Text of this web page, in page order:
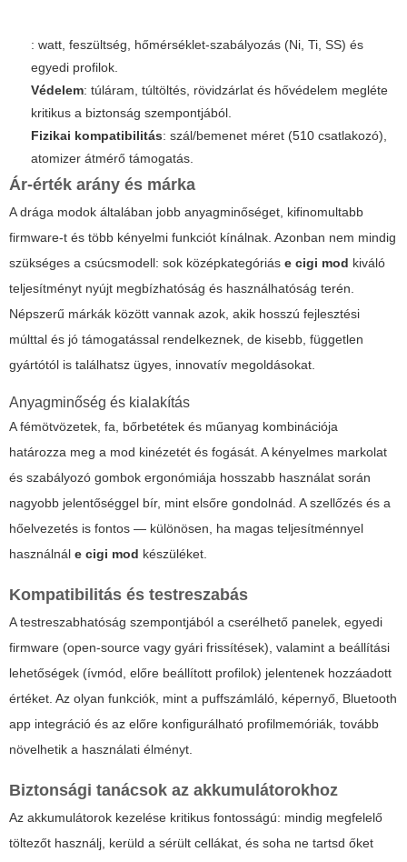
: watt, feszültség, hőmérséklet-szabályozás (Ni, Ti, SS) és
egyedi profilok.
Védelem: túláram, túltöltés, rövidzárlat és hővédelem megléte
kritikus a biztonság szempontjából.
Fizikai kompatibilitás: szál/bemenet méret (510 csatlakozó),
atomizer átmérő támogatás.
Ár-érték arány és márka
A drága modok általában jobb anyagminőséget, kifinomultabb
firmware-t és több kényelmi funkciót kínálnak. Azonban nem mindig
szükséges a csúcsmodell: sok középkategóriás e cigi mod kiváló
teljesítményt nyújt megbízhatóság és használhatóság terén.
Népszerű márkák között vannak azok, akik hosszú fejlesztési
múlttal és jó támogatással rendelkeznek, de kisebb, független
gyártótól is találhatsz ügyes, innovatív megoldásokat.
Anyagminőség és kialakítás
A fémötvözetek, fa, bőrbetétek és műanyag kombinációja
határozza meg a mod kinézetét és fogását. A kényelmes markolat
és szabályozó gombok ergonómiája hosszabb használat során
nagyobb jelentőséggel bír, mint elsőre gondolnád. A szellőzés és a
hőelvezetés is fontos — különösen, ha magas teljesítménnyel
használnál e cigi mod készüléket.
Kompatibilitás és testreszabás
A testreszabhatóság szempontjából a cserélhető panelek, egyedi
firmware (open-source vagy gyári frissítések), valamint a beállítási
lehetőségek (ívmód, előre beállított profilok) jelentenek hozzáadott
értéket. Az olyan funkciók, mint a puffszámláló, képernyő, Bluetooth
app integráció és az előre konfigurálható profilmemóriák, tovább
növelhetik a használati élményt.
Biztonsági tanácsok az akkumulátorokhoz
Az akkumulátorok kezelése kritikus fontosságú: mindig megfelelő
töltezőt használj, kerüld a sérült cellákat, és soha ne tartsd őket